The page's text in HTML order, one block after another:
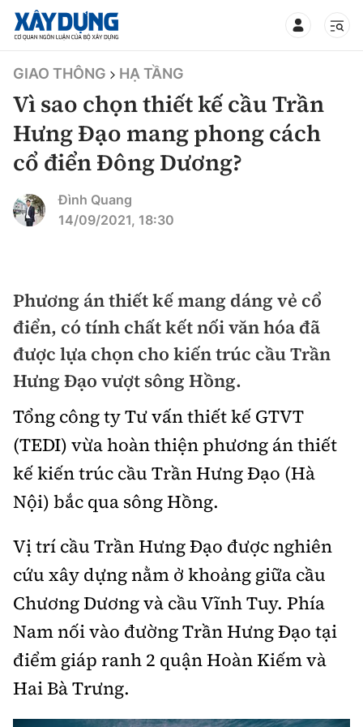
TIN BỘ XÂY DỰNG
CHUYÊN MỤC
Mới nhất
Chính trị
Xã hội
Chuyện dọc đường
Cải chính
Xây dựng
Chỉ đạo điều hành
Quy hoạch kiến trúc
Vật liệu xây dựng
Giám định chất lượng
Quản lý đô thị
Giao thông
Quản lý
Đường bộ
Hàng không
Đường sắt
Đăng kiểm
Đường sắt tốc độ cao
Đường thủy
Hàng hải
Đường sắt đô thị
Kinh tế
Thị trường
Tài chính
Bảo hiểm
Doanh nghiệp
Pháp luật
Điều tra
Pháp đình
Hỏi - Đáp
An toàn giao thông
Giao thông 24h
ATGT địa phương
Văn hóa giao thông
Lái xe an toàn
Chung tay vì ATGT
Chất lượng sống
Giáo dục
Y tế
Đời sống
Lao động - Công đoàn
Văn hóa - Giải Trí
Văn hóa
Showbiz
Thể thao
Bóng đá
Bình luận
Công nghệ
GIAO THÔNG HẠ TẦNG
Vì sao chọn thiết kế cầu Trần
Hưng Đạo mang phong cách
cổ điển Đông Dương?
Đình Quang
14/09/2021, 18:30
Phương án thiết kế mang dáng vẻ cổ
điển, có tính chất kết nối văn hóa đã
được lựa chọn cho kiến trúc cầu Trần
Hưng Đạo vượt sông Hồng.
Tổng công ty Tư vấn thiết kế GTVT
(TEDI) vừa hoàn thiện phương án thiết
kế kiến trúc cầu Trần Hưng Đạo (Hà
Nội) bắc qua sông Hồng.
Vị trí cầu Trần Hưng Đạo được nghiên
cứu xây dựng nằm ở khoảng giữa cầu
Chương Dương và cầu Vĩnh Tuy. Phía
Nam nối vào đường Trần Hưng Đạo tại
điểm giáp ranh 2 quận Hoàn Kiếm và
Hai Bà Trưng.